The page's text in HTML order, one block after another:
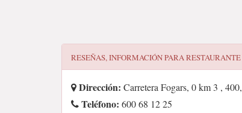
RESEÑAS, INFORMACIÓN PARA
Dirección: Carretera Fogars, 0 km 3 ,
Teléfono: 600 68 12 25